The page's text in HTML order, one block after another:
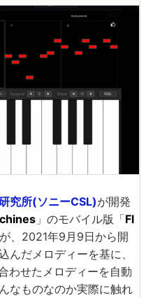
究所(ソニーCSL)が開発
」のモバイル版「Fl
、2021年9月9日から開
んだメロディーを基に、
わせたメロディーを自動
なものなのか実際に触れ